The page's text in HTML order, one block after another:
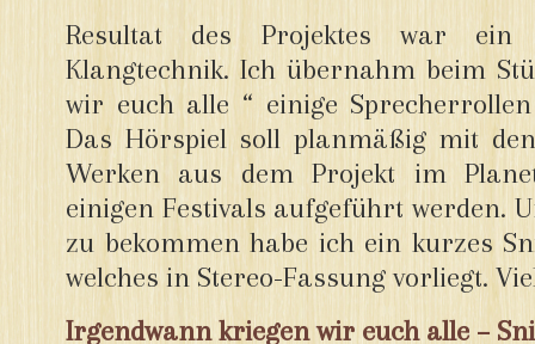
Resultat des Projektes war ein
Klangtechnik. Ich übernahm beim
wir euch alle “ einige
Das Hörspiel soll planmäßig mit
Werken aus dem Projekt im
einigen Festivals aufgeführt werden.
zu bekommen habe ich ein kurzes
welches in Stereo-Fassung vorliegt.
Irgendwann kriegen wir euch alle –